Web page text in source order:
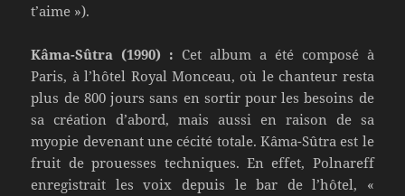
t’aime »).
Kâma-Sûtra (1990) : Cet album a été composé à
Paris, à l’hôtel Royal Monceau, où le chanteur resta
plus de 800 jours sans en sortir pour les besoins de
sa création d’abord, mais aussi en raison de sa
myopie devenant une cécité totale. Kâma-Sûtra est le
fruit de prouesses techniques. En effet, Polnareff
enregistrait les voix depuis le bar de l’hôtel, «